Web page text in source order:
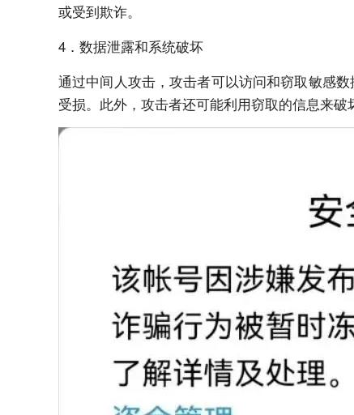
或受到欺诈。
4．数据泄露和系统破坏
通过中间人攻击，攻击者可以访问和窃取敏感
受损。此外，攻击者还可能利用窃取的信息来破